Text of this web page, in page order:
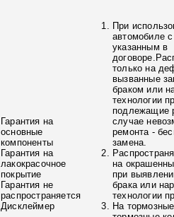
Гарантия на
основные
компоненты
Гарантия на
лакокрасочное
покрытие
Гарантия не
распространяется
Дисклеймер
При
автомобиле
указанным в
только на
вызванные
браком или
технологии
подлежащие
случае
ремонта -
замена.
на
при
брака или
технологии
На